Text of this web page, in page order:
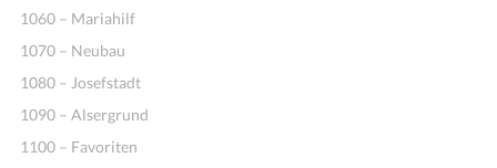
1060 – Mariahilf
1070 – Neubau
1080 – Josefstadt
1090 – Alsergrund
1100 – Favoriten